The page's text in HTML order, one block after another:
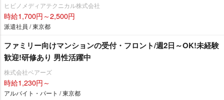
ヒビノメディアテクニカル株式会社
時給1,700円～2,500円
派遣社員 / 東京都
ファミリー向けマンションの受付・フロント/週2日～OK!未経験
歓迎!研修あり 男性活躍中
株式会社ベアーズ
時給1,230円～
アルバイト・パート / 東京都